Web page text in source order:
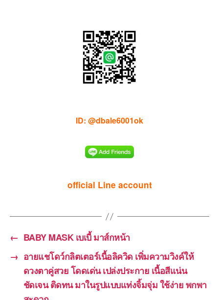
ID: @dbale6001ok
official Line account
← BABY MASK เบเบี้ มาส์กหน้า
→ อายแชโดว์กลิตเตอร์เนื้อลิควิด เพิ่มความวิงค์ให้
ดวงตาคู่สวย โดดเด่น เปล่งประกาย เนื้อสีแน่น
ชัดเจน ติดทน มาในรูปแบบแท่งจิ้มจุ่ม ใช้ง่าย พกพา